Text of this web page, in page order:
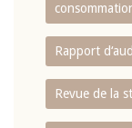
Rapport
Revue de la